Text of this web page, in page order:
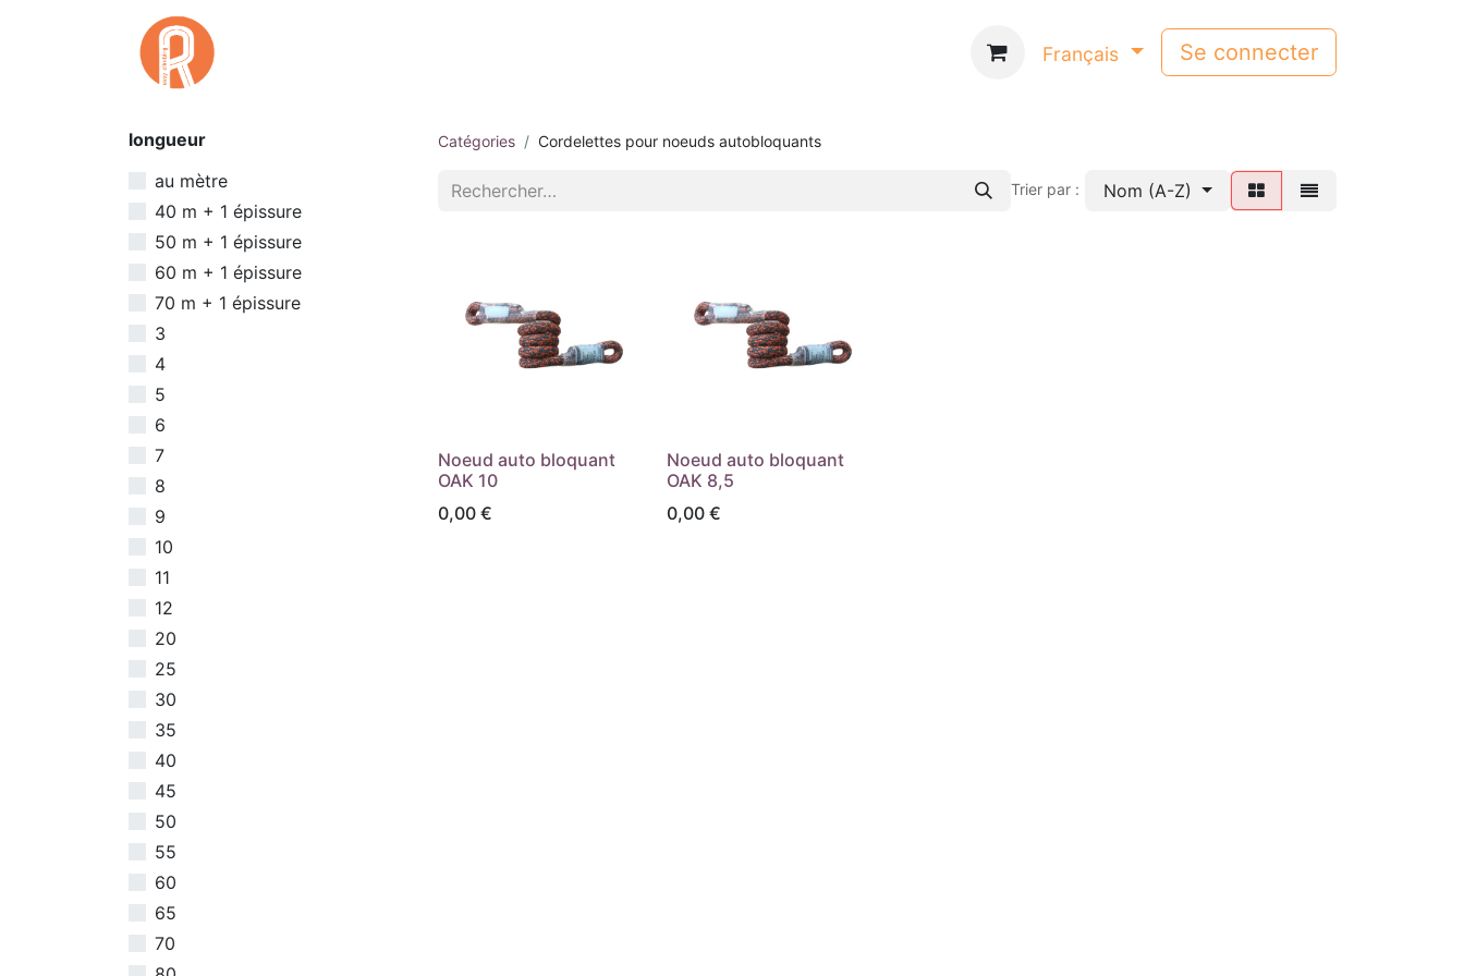
Français Se connecter
longueur
au mètre
40 m + 1 épissure
50 m + 1 épissure
60 m + 1 épissure
70 m + 1 épissure
3
4
5
6
7
8
9
10
11
12
20
25
30
35
40
45
50
55
60
65
70
Catégories Cordelettes pour noeuds autobloquants
Trier par : Nom (A-Z)
Noeud auto bloquant
OAK 10
0,00 €
Noeud auto bloquant
OAK 8,5
0,00 €